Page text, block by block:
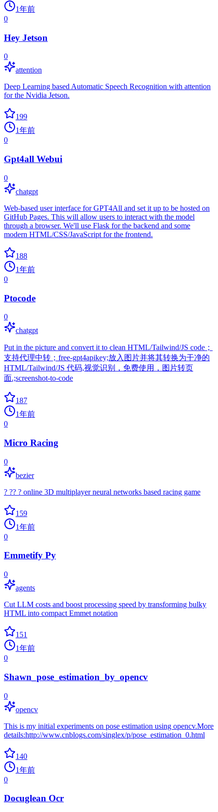
1年前
0
Hey Jetson
0
attention
Deep Learning based Automatic Speech Recognition with attention
for the Nvidia Jetson.
199
1年前
0
Gpt4all Webui
0
chatgpt
Web-based user interface for GPT4All and set it up to be hosted on
GitHub Pages. This will allow users to interact with the model
through a browser. We'll use Flask for the backend and some
modern HTML/CSS/JavaScript for the frontend.
188
1年前
0
Ptocode
0
chatgpt
Put in the picture and convert it to clean HTML/Tailwind/JS code；
支持代理中转；free-gpt4apikey;放入图片并将其转换为干净的
HTML/Tailwind/JS 代码,视觉识别，免费使用，图片转页
面.;screenshot-to-code
187
1年前
0
Micro Racing
0
bezier
? ?? ? online 3D multiplayer neural networks based racing game
159
1年前
0
Emmetify Py
0
agents
Cut LLM costs and boost processing speed by transforming bulky
HTML into compact Emmet notation
151
1年前
0
Shawn_pose_estimation_by_opencv
0
opencv
This is my initial experiments on pose estimation using opencv.More
details:http://www.cnblogs.com/singlex/p/pose_estimation_0.html
140
1年前
0
Docuglean Ocr